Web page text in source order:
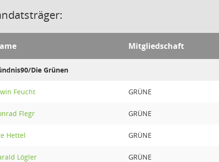
Mitgliedschaft
Die Grünen
Feucht GRÜNE
Flegr GRÜNE
Hettel GRÜNE
Lögler GRÜNE